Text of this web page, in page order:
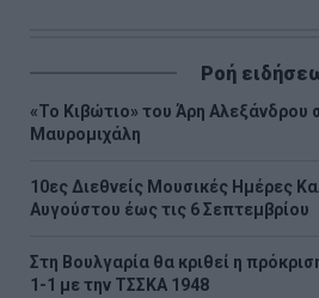
Ροή
«Το Κιβώτιο» του Άρη Αλεξάνδρου
Μαυρομιχάλη
10ες Διεθνείς Μουσικές Ημέρες
Αυγούστου έως τις 6 Σεπτεμβρίου
Στη Βουλγαρία θα κριθεί η
1-1 με την ΤΣΣΚΑ 1948